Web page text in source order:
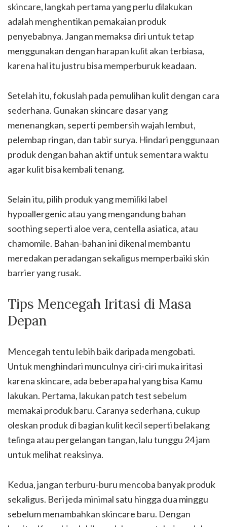
skincare, langkah pertama yang perlu dilakukan
adalah menghentikan pemakaian produk
penyebabnya. Jangan memaksa diri untuk tetap
menggunakan dengan harapan kulit akan terbiasa,
karena hal itu justru bisa memperburuk keadaan.
Setelah itu, fokuslah pada pemulihan kulit dengan cara
sederhana. Gunakan skincare dasar yang
menenangkan, seperti pembersih wajah lembut,
pelembap ringan, dan tabir surya. Hindari penggunaan
produk dengan bahan aktif untuk sementara waktu
agar kulit bisa kembali tenang.
Selain itu, pilih produk yang memiliki label
hypoallergenic atau yang mengandung bahan
soothing seperti aloe vera, centella asiatica, atau
chamomile. Bahan-bahan ini dikenal membantu
meredakan peradangan sekaligus memperbaiki skin
barrier yang rusak.
Tips Mencegah Iritasi di Masa
Depan
Mencegah tentu lebih baik daripada mengobati.
Untuk menghindari munculnya ciri-ciri muka iritasi
karena skincare, ada beberapa hal yang bisa Kamu
lakukan. Pertama, lakukan patch test sebelum
memakai produk baru. Caranya sederhana, cukup
oleskan produk di bagian kulit kecil seperti belakang
telinga atau pergelangan tangan, lalu tunggu 24 jam
untuk melihat reaksinya.
Kedua, jangan terburu-buru mencoba banyak produk
sekaligus. Beri jeda minimal satu hingga dua minggu
sebelum menambahkan skincare baru. Dengan